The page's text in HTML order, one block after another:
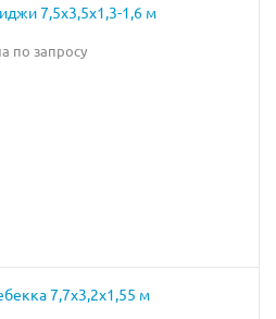
7,5х3,5х1,3-1,6 м
по запросу
7,7х3,2х1,55 м